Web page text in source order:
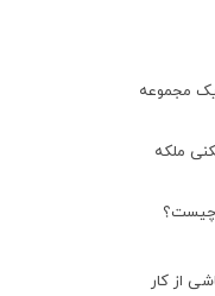
یک مجموعه
ملکه
چیست؟
از کار